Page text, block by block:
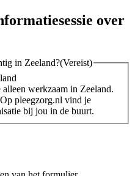
over
in Zeeland?(Vereist)
werkzaam in Zeeland.
pleegzorg.nl vind je
bij jou in de buurt.